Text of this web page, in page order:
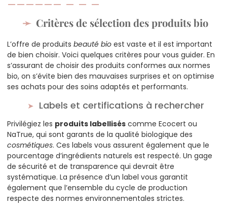
Critères de sélection des produits bio
L’offre de produits beauté bio est vaste et il est important
de bien choisir. Voici quelques critères pour vous guider. En
s’assurant de choisir des produits conformes aux normes
bio, on s’évite bien des mauvaises surprises et on optimise
ses achats pour des soins adaptés et performants.
Labels et certifications à rechercher
Privilégiez les produits labellisés comme Ecocert ou
NaTrue, qui sont garants de la qualité biologique des
cosmétiques. Ces labels vous assurent également que le
pourcentage d’ingrédients naturels est respecté. Un gage
de sécurité et de transparence qui devrait être
systématique. La présence d’un label vous garantit
également que l’ensemble du cycle de production
respecte des normes environnementales strictes.